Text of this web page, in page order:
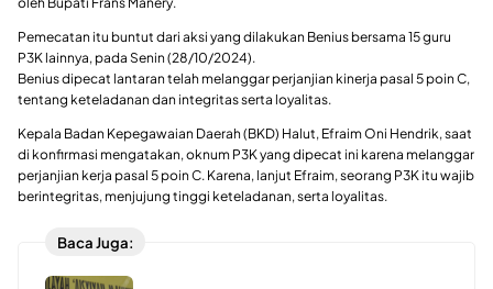
Pemecatan itu buntut dari aksi yang dilakukan Benius bersama 15 guru
P3K lainnya, pada Senin (28/10/2024).
Benius dipecat lantaran telah melanggar perjanjian kinerja pasal 5 poin C,
tentang keteladanan dan integritas serta loyalitas.
Kepala Badan Kepegawaian Daerah (BKD) Halut, Efraim Oni Hendrik, saat
di konfirmasi mengatakan, oknum P3K yang dipecat ini karena melanggar
perjanjian kerja pasal 5 poin C. Karena, lanjut Efraim, seorang P3K itu wajib
berintegritas, menjujung tinggi keteladanan, serta loyalitas.
Baca Juga: